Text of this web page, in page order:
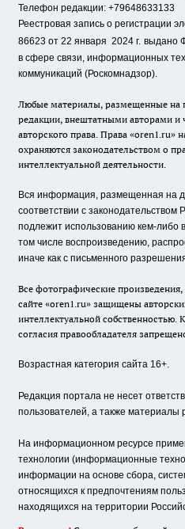
Телефон редакции: +79648633133
Реестровая запись о
86623 от 22 января 2024 г. выдано
в сфере связи, информационных
коммуникаций (Роскомнадзор).
Любые материалы, размещенные на
редакции, внештатными авторами и
авторского права. Права «oren1.ru»
охраняются законодательством о
интеллектуальной деятельности.
Вся информация, размещенная на
соответствии с законодательством
подлежит использованию кем-либо
том числе воспроизведению,
иначе как с письменного
Все фотографические
сайте «oren1.ru» защищены
интеллектуальной собственностью.
согласия правообладателя
Возрастная категория сайта 16+.
Редакция портала не несет
пользователей, а также материалы
На информационном ресурсе
технологии (информационные
информации на основе сбора,
относящихся к предпочтениям
находящихся на территории